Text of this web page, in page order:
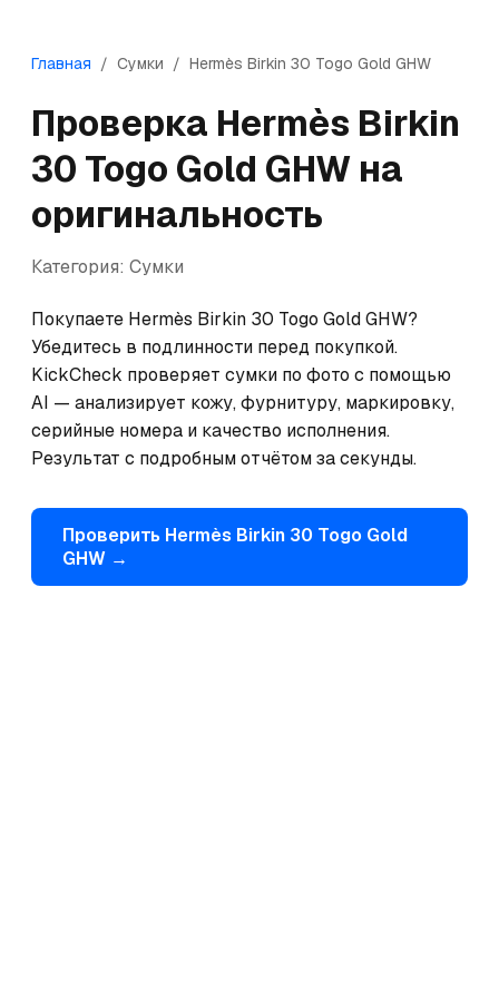
Главная / Сумки / Hermès Birkin 30 Togo Gold GHW
Проверка Hermès Birkin
30 Togo Gold GHW на
оригинальность
Категория: Сумки
Покупаете Hermès Birkin 30 Togo Gold GHW?
Убедитесь в подлинности перед покупкой.
KickCheck проверяет сумки по фото с помощью
AI — анализирует кожу, фурнитуру, маркировку,
серийные номера и качество исполнения.
Результат с подробным отчётом за секунды.
Проверить Hermès Birkin 30 Togo Gold
GHW →